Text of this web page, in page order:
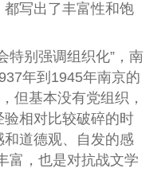
写出了丰富性和饱
特别强调组织化”，南
年到1945年南京的
但基本没有党组织，
相对比较破碎的时
道德观、自发的感
富，也是对抗战文学